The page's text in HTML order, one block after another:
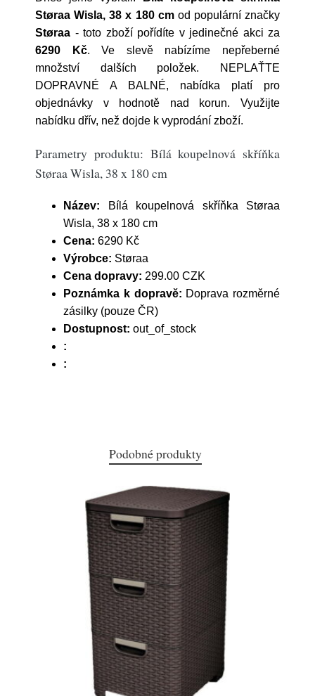
Støraa Wisla, 38 x 180 cmod populární značky
Støraa - toto zboží pořídíte v jedinečné akci za
6290 Kč. Ve slevě nabízíme nepřeberné
množství dalších položek. NEPLAŤTE
DOPRAVNÉ A BALNÉ, nabídka platí pro
objednávky v hodnotě nad korun. Využijte
nabídku dřív, než dojde k vyprodání zboží.
Parametry produktu: Bílá koupelnová skříňka
Støraa Wisla, 38 x 180 cm
Název: Bílá koupelnová skříňka Støraa
Wisla, 38 x 180 cm
Cena: 6290 Kč
Výrobce: Støraa
Cena dopravy: 299.00 CZK
Poznámka k dopravě: Doprava rozměrné
zásilky (pouze ČR)
Dostupnost: out_of_stock
:
:
Podobné produkty